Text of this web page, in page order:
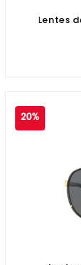
Lentes
20%